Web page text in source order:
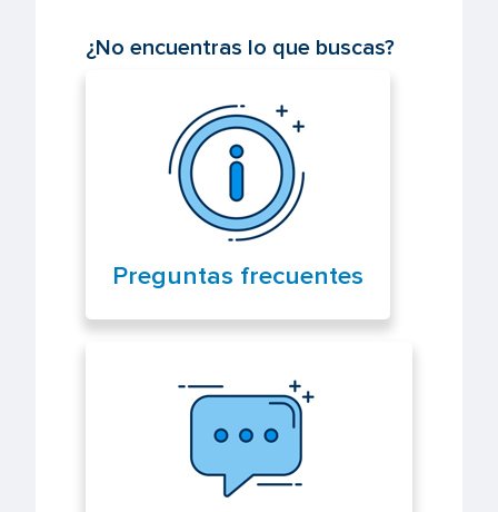
¿No encuentras lo que buscas?
Preguntas frecuentes